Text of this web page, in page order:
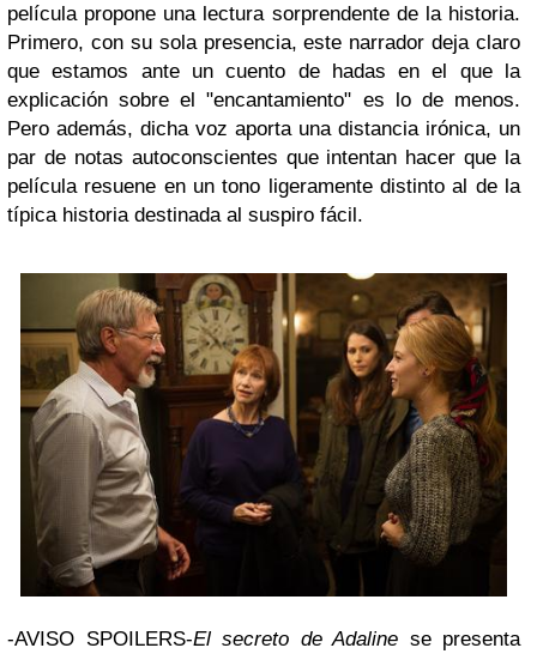
película propone una lectura sorprendente de la historia.
Primero, con su sola presencia, este narrador deja claro
que estamos ante un cuento de hadas en el que la
explicación sobre el "encantamiento" es lo de menos.
Pero además, dicha voz aporta una distancia irónica, un
par de notas autoconscientes que intentan hacer que la
película resuene en un tono ligeramente distinto al de la
típica historia destinada al suspiro fácil.
-AVISO SPOILERS-El secreto de Adaline se presenta